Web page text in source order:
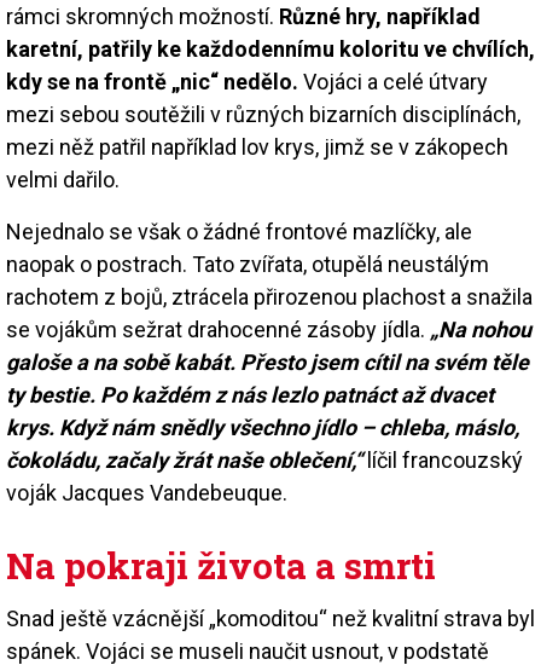
rámci skromných možností. Různé hry, například
karetní, patřily ke každodennímu koloritu ve chvílích,
kdy se na frontě „nic“ nedělo. Vojáci a celé útvary
mezi sebou soutěžili v různých bizarních disciplínách,
mezi něž patřil například lov krys, jimž se v zákopech
velmi dařilo.
Nejednalo se však o žádné frontové mazlíčky, ale
naopak o postrach. Tato zvířata, otupělá neustálým
rachotem z bojů, ztrácela přirozenou plachost a snažila
se vojákům sežrat drahocenné zásoby jídla. „Na nohou
galoše a na sobě kabát. Přesto jsem cítil na svém těle
ty bestie. Po každém z nás lezlo patnáct až dvacet
krys. Když nám snědly všechno jídlo – chleba, máslo,
čokoládu, začaly žrát naše oblečení,“líčil francouzský
voják Jacques Vandebeuque.
Na pokraji života a smrti
Snad ještě vzácnější „komoditou“ než kvalitní strava byl
spánek. Vojáci se museli naučit usnout, v podstatě